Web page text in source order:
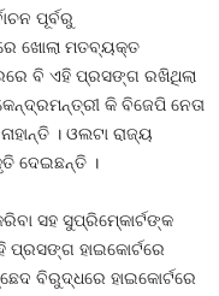
ପୂର୍ବରୁ
ଖୋଲା ମତବ୍ୟକ୍ତ
ବି ଏହି ପ୍ରସଙ୍ଗ ରଖିଥିଲା
କି ବିଜେପି ନେତା
। ଓଲଟା ରାଜ୍ୟ
ଦେଇଛନ୍ତି ।
ସହ ସୁପ୍ରିମ୍‍କୋର୍ଟଙ୍କ
ପ୍ରସଙ୍ଗ ହାଇକୋର୍ଟରେ
ବିରୁଦ୍ଧରେ ହାଇକୋର୍ଟରେ